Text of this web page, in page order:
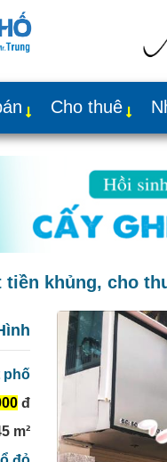
Cho thuê
tiền khủng, cho
phố
đ
m²